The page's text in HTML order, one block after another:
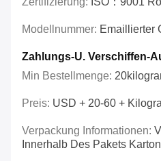
Modellnummer: Emaillierter
Zahlungs-U. Verschiffen-
Min Bestellmenge:
Preis: USD + 20-60 +
Verpackung Informationen:
Innerhalb Des Pakets